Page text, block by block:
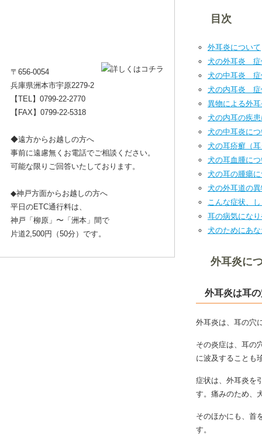
目次
外耳炎について
犬の外耳炎 症
犬の中耳炎 症
犬の内耳炎 症
異物による外
犬の内耳の疾
犬の中耳炎に
犬の耳疥癬（
犬の耳血腫に
犬の耳の腫瘍
犬の外耳道の
こんな症状、
耳の病気にな
犬のためにあ
外耳炎に
外耳炎は耳
外耳炎は、耳の穴
その炎症は、耳の
に波及することも
症状は、外耳炎を
す。痛みのため、
そのほかにも、首
す。
〒656-0054
兵庫県洲本市宇原2279-2
【TEL】 0799-22-2770
【FAX】0799-22-5318
◆遠方からお越しの方へ
事前に遠慮無くお電話でご相談ください。
可能な限りご回答いたしております。
◆神戸方面からお越しの方へ
平日のETC通行料は、
神戸「柳原」〜「洲本」間で
片道2,500円（50分）です。